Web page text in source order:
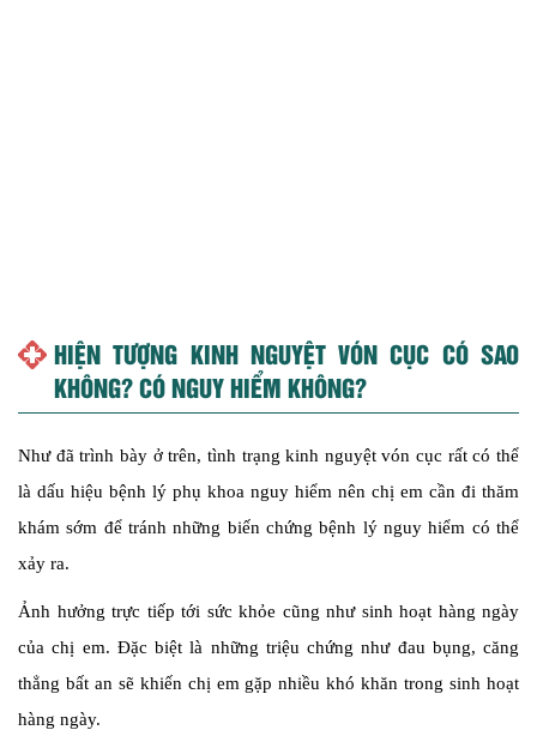
HIỆN TƯỢNG KINH NGUYỆT VÓN CỤC CÓ SAO
KHÔNG? CÓ NGUY HIỂM KHÔNG?
Như đã trình bày ở trên, tình trạng kinh nguyệt vón cục rất có thể
là dấu hiệu bệnh lý phụ khoa nguy hiểm nên chị em cần đi thăm
khám sớm để tránh những biến chứng bệnh lý nguy hiểm có thể
xảy ra.
Ảnh hưởng trực tiếp tới sức khỏe cũng như sinh hoạt hàng ngày
của chị em. Đặc biệt là những triệu chứng như đau bụng, căng
thẳng bất an sẽ khiến chị em gặp nhiều khó khăn trong sinh hoạt
hàng ngày.